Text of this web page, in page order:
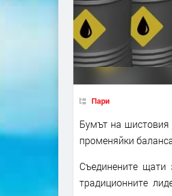
Пари
Бумът на шистовия
променяйки
Съединените щати
традиционните